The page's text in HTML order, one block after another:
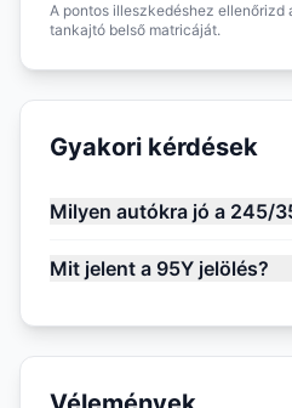
A pontos illeszkedéshez ellenőrizd
tankajtó belső matricáját.
Gyakori kérdések
Milyen autókra jó a 245/
Mit jelent a 95Y jelölés?